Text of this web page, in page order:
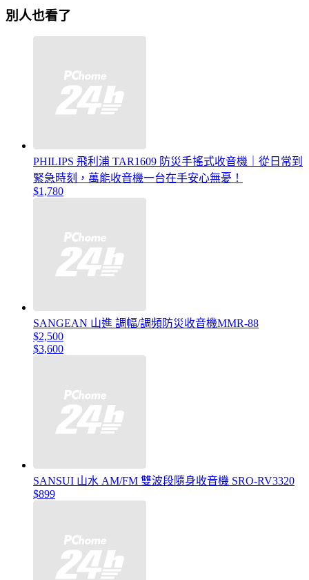
別人也看了
PHILIPS 飛利浦 TAR1609 防災手搖式收音機｜從日常到
緊急時刻，萬能收音機一台在手安心無憂！
$1,780
SANGEAN 山進 調幅/調頻防災收音機MMR-88
$2,500
$3,600
SANSUI 山水 AM/FM 雙波段隨身收音機 SRO-RV3320
$899